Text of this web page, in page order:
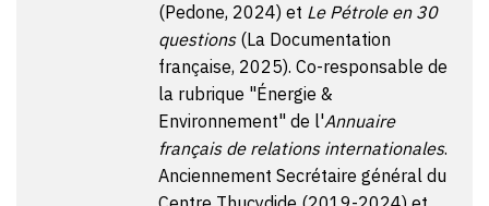
(Pedone, 2024) et Le Pétrole en 30
questions(La Documentation
française, 2025). Co-responsable de
la rubrique "Énergie &
Environnement" de l'Annuaire
français de relations internationales.
Anciennement Secrétaire général du